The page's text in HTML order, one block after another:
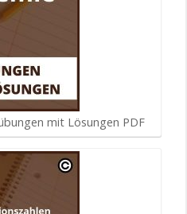
mit Lösungen PDF